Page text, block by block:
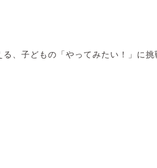
、子どもの「やってみたい！」に